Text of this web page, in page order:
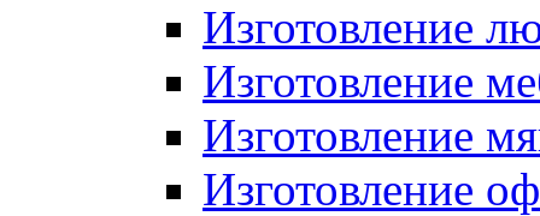
Изготовление
Изготовление
Изготовление
Изготовление